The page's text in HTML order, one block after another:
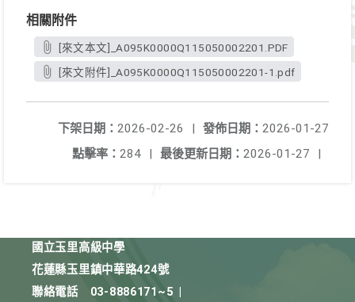
相關附件
[來文本文]_A095K0000Q115050002201.PDF
[來文附件]_A095K0000Q115050002201-1.pdf
發佈日期： 2026-01-27
下架日期： 2026-02-26
|
最後更新日期： 2026-01-27 |
點擊率： 284 |
國立玉里高級中學
花蓮縣玉里鎮中華路424號
聯絡電話
03-8886171~5